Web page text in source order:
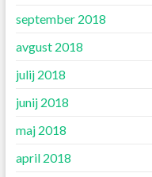
september 2018
avgust 2018
julij 2018
junij 2018
maj 2018
april 2018